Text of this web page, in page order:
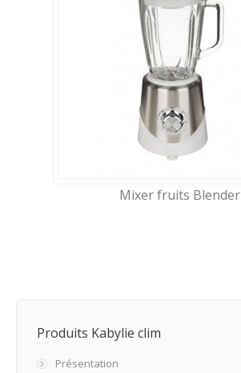
Mixer fruits Blender
Produits Kabylie clim
Présentation